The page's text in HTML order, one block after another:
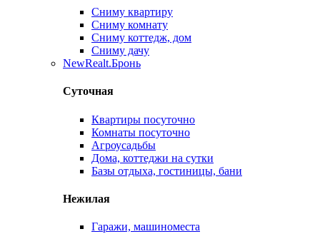
Сниму квартиру
Сниму комнату
Сниму коттедж, дом
Сниму дачу
NewRealt.Бронь
Суточная
Квартиры посуточно
Комнаты посуточно
Агроусадьбы
Дома, коттеджи на сутки
Базы отдыха, гостиницы, бани
Нежилая
Гаражи, машиноместа